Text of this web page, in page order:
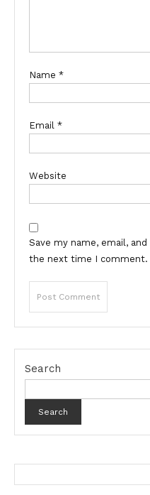
Name *
Email *
Website
Save my name, email,
the next time I comment.
Search
Search